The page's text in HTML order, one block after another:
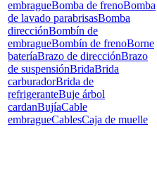
embragueBomba de frenoBomba
de lavado parabrisasBomba
direcciónBombín de
embragueBombín de frenoBorne
bateríaBrazo de direcciónBrazo
de suspensiónBridaBrida
carburadorBrida de
refrigeranteBuje árbol
cardanBujíaCable
embragueCablesCaja de muelle